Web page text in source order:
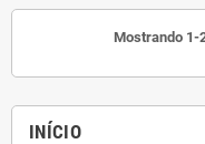
INÍCIO
Mostrando 1-